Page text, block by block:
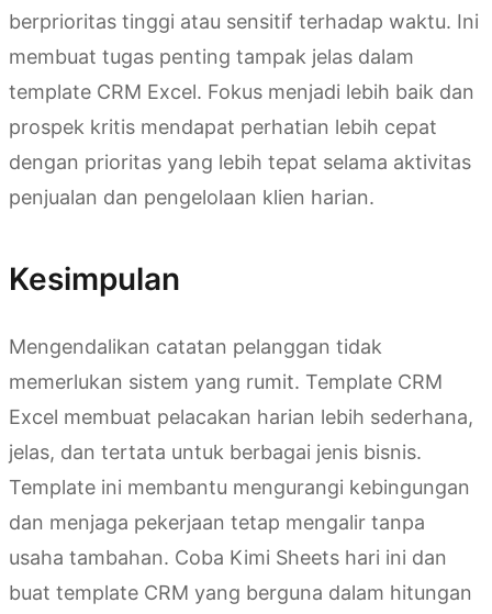
berprioritas tinggi atau sensitif terhadap waktu. Ini
membuat tugas penting tampak jelas dalam
template CRM Excel. Fokus menjadi lebih baik dan
prospek kritis mendapat perhatian lebih cepat
dengan prioritas yang lebih tepat selama aktivitas
penjualan dan pengelolaan klien harian.
Kesimpulan
Mengendalikan catatan pelanggan tidak
memerlukan sistem yang rumit. Template CRM
Excel membuat pelacakan harian lebih sederhana,
jelas, dan tertata untuk berbagai jenis bisnis.
Template ini membantu mengurangi kebingungan
dan menjaga pekerjaan tetap mengalir tanpa
usaha tambahan. Coba Kimi Sheets hari ini dan
buat template CRM yang berguna dalam hitungan